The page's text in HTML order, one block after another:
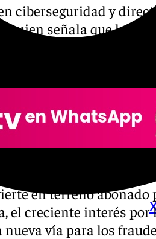
ciberseguridad y
quien señala que los
enorme impacto
de fútbol genera un
en terreno abonado
el creciente interés por
nueva vía para los